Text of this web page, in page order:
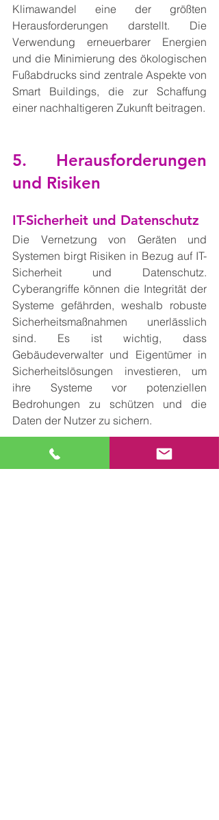
Klimawandel eine der größten
Herausforderungen darstellt. Die
Verwendung erneuerbarer Energien
und die Minimierung des ökologischen
Fußabdrucks sind zentrale Aspekte von
Smart Buildings, die zur Schaffung
einer nachhaltigeren Zukunft beitragen.
5. Herausforderungen
und Risiken
IT-Sicherheit und Datenschutz
Die Vernetzung von Geräten und
Systemen birgt Risiken in Bezug auf IT-
Sicherheit und Datenschutz.
Cyberangriffe können die Integrität der
Systeme gefährden, weshalb robuste
Sicherheitsmaßnahmen unerlässlich
sind. Es ist wichtig, dass
Gebäudeverwalter und Eigentümer in
Sicherheitslösungen investieren, um
ihre Systeme vor potenziellen
Bedrohungen zu schützen und die
Daten der Nutzer zu sichern.
Kosten der Implementierung
Die Implementierung von Smart